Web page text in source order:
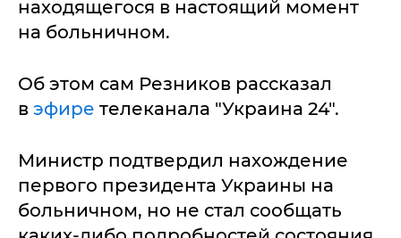
находящегося в настоящий момент
на больничном.
Об этом сам Резников рассказал
в эфире телеканала "Украина 24".
Министр подтвердил нахождение
первого президента Украины на
больничном, но не стал сообщать